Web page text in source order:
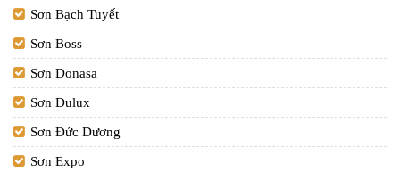
Sơn Bạch Tuyết
Sơn Boss
Sơn Donasa
Sơn Dulux
Sơn Đức Dương
Sơn Expo